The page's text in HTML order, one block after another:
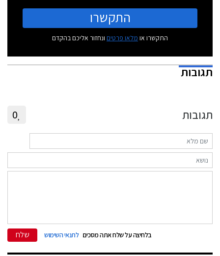
התקשרו
התקשרו או מלאו פרטים ונחזור אליכם בהקדם
תגובות
תגובות 0
בלחיצה על שלח אתה מסכים לתנאי השימוש שלח